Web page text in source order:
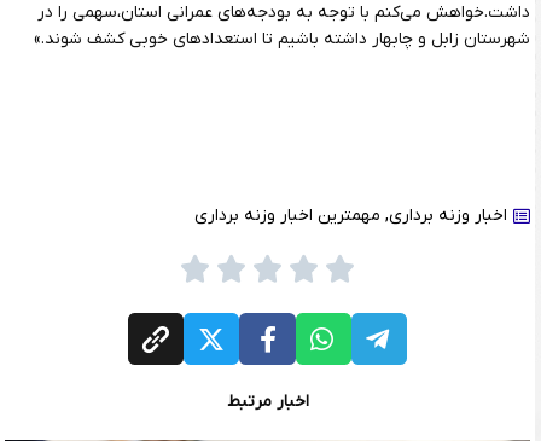
داشت.خواهش می‌کنم با توجه به بودجه‌های عمرانی استان،سهمی را در
شهرستان زابل و چابهار داشته باشیم تا استعدادهای خوبی کشف شوند.»
اخبار وزنه برداری, مهمترین اخبار وزنه برداری
اخبار مرتبط